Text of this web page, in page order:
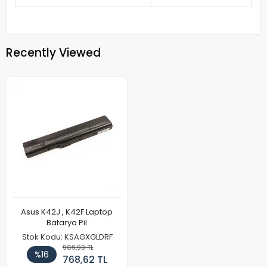
Recently Viewed
Asus K42J , K42F Laptop
Batarya Pil
Stok Kodu: KSAGXGLDRF
%16
909,99 TL
768,62 TL